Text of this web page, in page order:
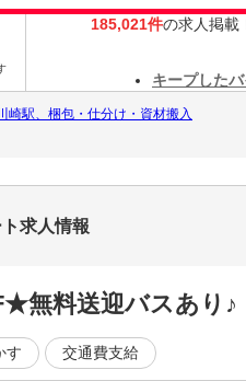
185,021件の求人掲載
キープしたバ
崎駅、梱包・仕分け・資材搬入
求人情報
無料送迎バスあり♪
す 交通費支給